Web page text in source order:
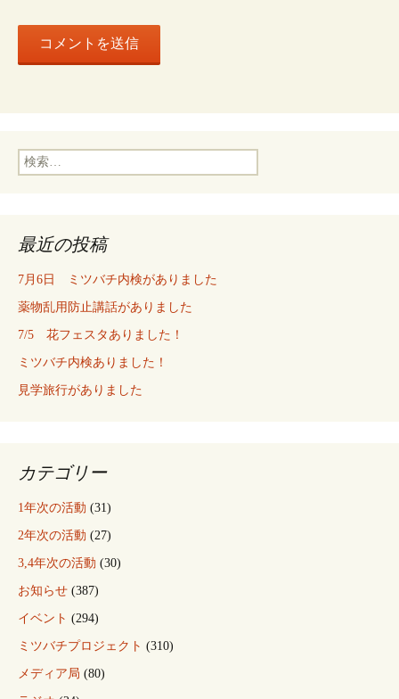
検
索:
最近の投稿
7月6日 ミツバチ内検がありました
薬物乱用防止講話がありました
7/5 花フェスタありました！
ミツバチ内検ありました！
見学旅行がありました
カテゴリー
1年次の活動 (31)
2年次の活動 (27)
3,4年次の活動 (30)
お知らせ (387)
イベント (294)
ミツバチプロジェクト (310)
メディア局 (80)